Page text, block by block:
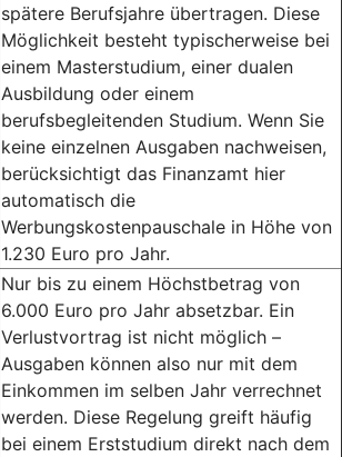
spätere Berufsjahre übertragen. Diese
Möglichkeit besteht typischerweise bei
einem Masterstudium, einer dualen
Ausbildung oder einem
berufsbegleitenden Studium. Wenn Sie
keine einzelnen Ausgaben nachweisen,
berücksichtigt das Finanzamt hier
automatisch die
Werbungskostenpauschale in Höhe von
1.230 Euro pro Jahr.
Nur bis zu einem Höchstbetrag von
6.000 Euro pro Jahr absetzbar. Ein
Verlustvortrag ist nicht möglich –
Ausgaben können also nur mit dem
Einkommen im selben Jahr verrechnet
werden. Diese Regelung greift häufig
bei einem Erststudium direkt nach dem